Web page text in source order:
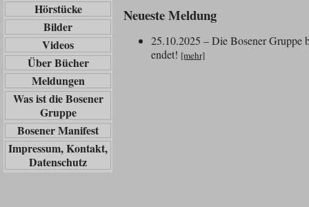
Hörstücke
Bilder
Videos
Über Bücher
Meldungen
Was ist die Bosener
Gruppe
Bosener Manifest
Impressum, Kontakt,
Datenschutz
Neueste Meldung
25.10.2025 – Die Bosener Gruppe
endet! [mehr]